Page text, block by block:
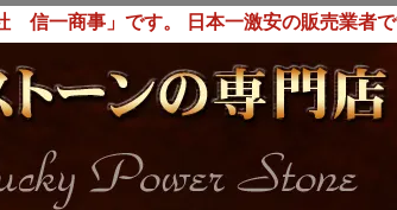
信一商事」です。 日本一激安の販売業者